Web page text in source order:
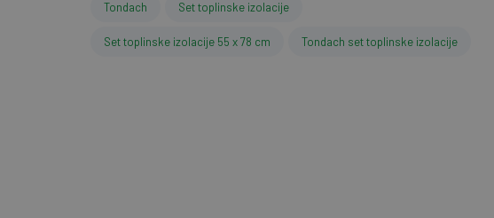
Tondach Set toplinske izolacije
Set toplinske izolacije 55 x 78 cm Tondach set toplinske izolacije